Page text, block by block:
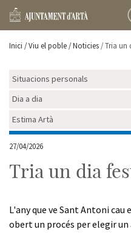
Inici /Viu el poble / Noticies / Tria un
Situacions personals
Dia a dia
Estima Artà
27/04/2026
Tria un dia
L'any que ve Sant Antoni
obert un procés per elegir